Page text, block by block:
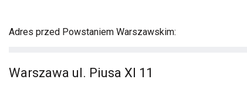
Adres przed Powstaniem Warszawskim:
Warszawa ul. Piusa XI 11